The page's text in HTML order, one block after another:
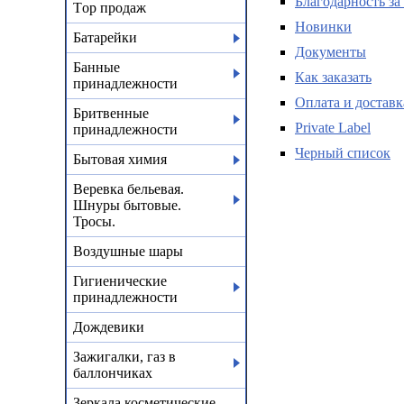
Тop продаж
Батарейки
Банные
принадлежности
Бритвенные
принадлежности
Бытовая химия
Веревка бельевая.
Шнуры бытовые.
Тросы.
Воздушные шары
Гигиенические
принадлежности
Дождевики
Зажигалки, газ в
баллончиках
Новинки
Документы
Как заказать
Оплата и
Private Label
Черный список